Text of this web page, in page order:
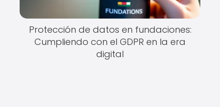
Protección de datos en fundaciones:
Cumpliendo con el GDPR en la era
digital